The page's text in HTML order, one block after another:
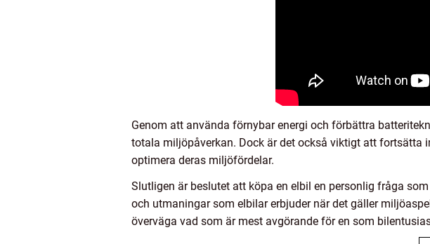
Genom att använda förnybar energi och förbättra
totala miljöpåverkan. Dock är det också viktigt att
optimera deras miljöfördelar.
Slutligen är beslutet att köpa en elbil en personlig fråga
och utmaningar som elbilar erbjuder när det gäller
överväga vad som är mest avgörande för en som